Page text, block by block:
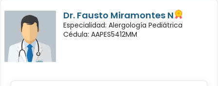
Dr. Fausto Miramontes N
Especialidad: Alergología Pediátrica
Cédula: AAPES5412MM